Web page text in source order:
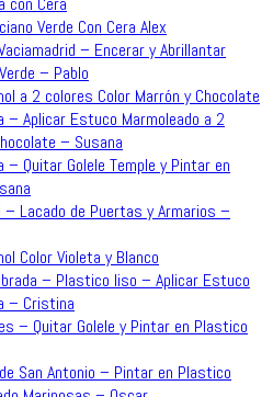
Verde Con Cera Alex
– Encerar y Abrillantar
– Pablo
a 2 colores Color Marrón y Chocolate
– Aplicar Estuco Marmoleado a 2
– Susana
– Quitar Golele Temple y Pintar en
– Lacado de Puertas y Armarios –
Color Violeta y Blanco
– Plastico liso – Aplicar Estuco
– Cristina
– Quitar Golele y Pintar en Plastico
San Antonio – Pintar en Plastico